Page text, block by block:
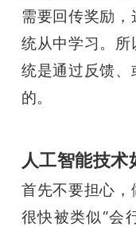
需要回传奖励
统从中学习。
统是通过反馈
的。
人工智能技术
首先不要担心
很快被类似“会